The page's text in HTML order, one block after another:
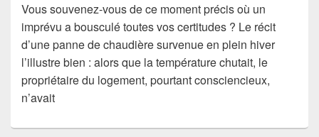
Vous souvenez-vous de ce moment précis où un
imprévu a bousculé toutes vos certitudes ? Le récit
d’une panne de chaudière survenue en plein hiver
l’illustre bien : alors que la température chutait, le
propriétaire du logement, pourtant consciencieux,
n’avait